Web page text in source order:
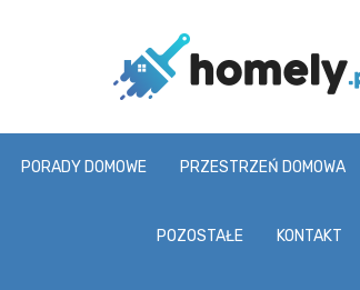
PORADY DOMOWE PRZESTRZEŃ DOMOWA
POZOSTAŁE KONTAKT